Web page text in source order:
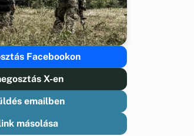
Facebookon
X-en
emailben
másolása